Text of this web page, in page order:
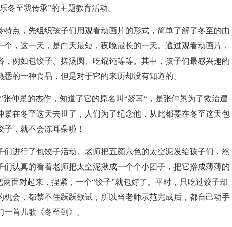
冬至我传承”的主题教育活动。
，先组织孩子们用观看动画片的形式，简单了解了冬至的由
，这一天，是白天最短，夜晚最长的一天。通过观看动画片，
例如包饺子、搓汤圆、吃馄饨等等。其中，孩子们最感兴趣的
的一种食品，但是对于它的来历却没有知道的。
景的杰作，知道了它的原名叫“娇耳“，是张仲景为了救治遭
在冬至这天去世了，人们为了纪念他，从此都要在冬至这天包
，就不会冻耳朵啦！
行了包饺子活动。老师把五颜六色的太空泥发给孩子们，然
认真的看着老师把太空泥揪成一个个小团子，把它擀成薄薄的
面对起来，捏紧，一个“饺子”就包好了。平时，只吃过饺子却
会，都禁不住跃跃欲试，所以当老师示范完成后，都自己动手
首儿歌《冬至到》。